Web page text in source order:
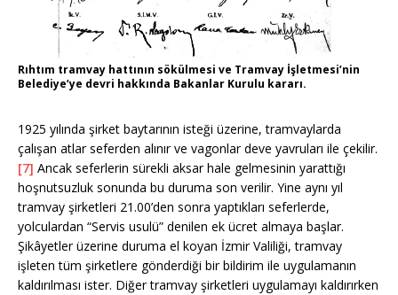
Rıhtım tramvay hattının sökülmesi ve Tramvay İşletmesi’nin
Belediye’ye devri hakkında Bakanlar Kurulu kararı.
1925 yılında şirket baytarının isteği üzerine, tramvaylarda
çalışan atlar seferden alınır ve vagonlar deve yavruları ile çekilir.
[7] Ancak seferlerin sürekli aksar hale gelmesinin yarattığı
hoşnutsuzluk sonunda bu duruma son verilir. Yine aynı yıl
tramvay şirketleri 21.00’den sonra yaptıkları seferlerde,
yolculardan “Servis usulü” denilen ek ücret almaya başlar.
Şikâyetler üzerine duruma el koyan İzmir Valiliği, tramvay
işleten tüm şirketlere gönderdiği bir bildirim ile uygulamanın
kaldırılması ister. Diğer tramvay şirketleri uygulamayı kaldırırken